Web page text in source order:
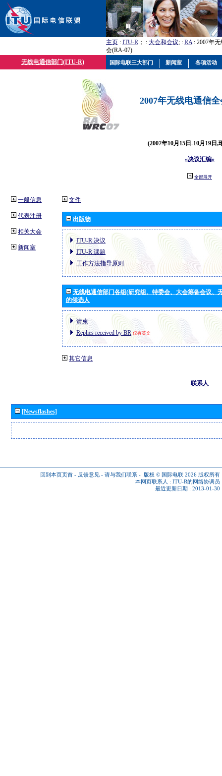
主页 : ITU-R ； : 大会和会议; : RA: 2007年
会(RA-07)
无线电通信部门(ITU-R)
2007年无线电通信
(2007年10月15日-10月19日,
«决议汇编»
全部展开
一般信息
代表注册
相关大会
新闻室
文件
出版物
ITU-R 决议
ITU-R 课题
工作方法指导原则
无线电通信部门各组(研究组、特委会、大会筹备会议、
的候选人
请柬
Replies received by BR 仅有英文
其它信息
联系人
[Newsflashes]
回到本页页首 - 反馈意见 - 请与我们联系 - 版权 © 国际电联 2026 版权所有
本网页联系人 : ITU-R的网络协调员
最近更新日期 : 2013-01-30
国际电联三大部门 新闻室 各项活动